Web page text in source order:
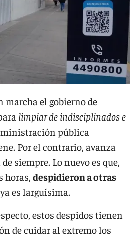
marcha el gobierno de
limpiar de indisciplinados e
pública
Por el contrario, avanza
siempre. Lo nuevo es que,
horas, despidieron a otras
es larguísima.
estos despidos tienen
de cuidar al extremo los